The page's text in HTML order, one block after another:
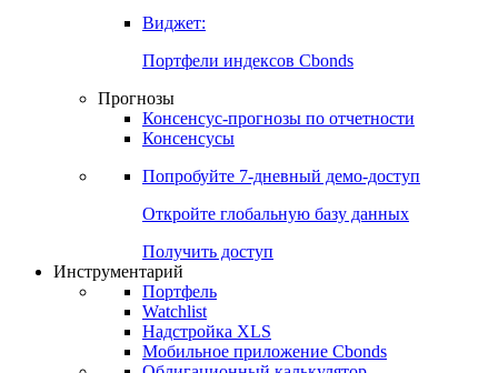
Виджет:
Портфели индексов Cbonds
Прогнозы
Консенсус-прогнозы по отчетности
Консенсусы
Попробуйте 7-дневный демо-доступ
Откройте глобальную базу данных
Получить доступ
Инструментарий
Портфель
Watchlist
Надстройка XLS
Мобильное приложение Cbonds